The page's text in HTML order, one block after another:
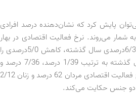
پایش کرد که نشان‌دهنده درصد افرادی
شمار می‌روند. نرخ فعالیت اقتصادی در بهار
سال جاری 1/37 درصد بوده است که نسبت به متوسط 6/37‌درصدی سال گذشته، کاهش 5/0‌درصدی را
نشان می‌دهد. این رقم در تابستان، پاییز و زمستان سال گذشته به ترتیب 1/39 درصد، 7/36 درصد و
4/35 درصد بوده است. بر اساس آمارها در بهار امسال نرخ فعالیت اقتصادی مردان 62 درصد و زنان 2/12
دو جنس حکایت می‌کند.